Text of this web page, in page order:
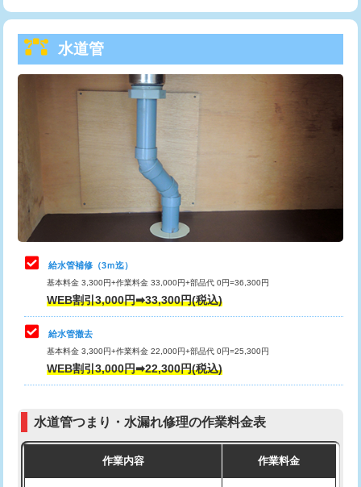
給水管工事※（ライニング鋼管・銅
管・ポリ管・HT管使用/3ｍまで)
給水管工事※（ライニング鋼管・銅
管・ポリ管・HT管使用/3ｍ超え)
排水管工事（土の掘削・埋め戻し作
11,000円~
排水管工事（排水管工事/3ｍまで） 55,000円
排水管工事（追加 排水管工事/3ｍ超
マス交換（土の掘削・埋め戻し作業）
マス交換（深さ50㎝未満）
マス交換（深さ50㎝以上）
コンクリート斫り（厚さ10㎝まで）
モルタル補修（厚さ10㎝超え） 38,500円
トーラー機使用/3mまで
追加トーラー機使用/3m超え
33,000円
8,800円
止水・漏水調査・防水処理・清掃・修
理・調整・分解・加工など（軽作業）
11,000円
止水・漏水調査・防水処理・清掃・修
理・調整・分解・加工など（中作業）
止水・漏水調査・防水処理・清掃・修
理・調整・分解・加工など（重作業）
33,000円
その他部品の脱着
交換・取付（タンク）
式）)
式・ワンホール）)
水道管
給水管補修（3ｍ迄）
基本料金 3,300円+作業料金 33,000円+部品代 0円=36,300円
WEB割引3,000円➡33,300円(税込)
給水管撤去
基本料金 3,300円+作業料金 22,000円+部品代 0円=25,300円
WEB割引3,000円➡22,300円(税込)
水道管つまり・水漏れ修理の作業料金表
作業内容 作業料金